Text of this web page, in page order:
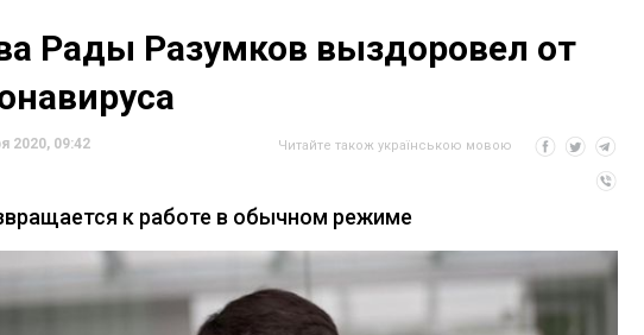
Рады Разумков выздоровел от
2020, 09:42 Читайте також українською мовою
к работе в обычном режиме